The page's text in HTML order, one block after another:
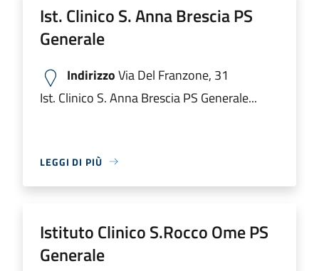
Ist. Clinico S. Anna Brescia PS
Generale
IndirizzoVia Del Franzone, 31
Ist. Clinico S. Anna Brescia PS Generale...
LEGGI DI PIÙ
Istituto Clinico S.Rocco Ome PS
Generale